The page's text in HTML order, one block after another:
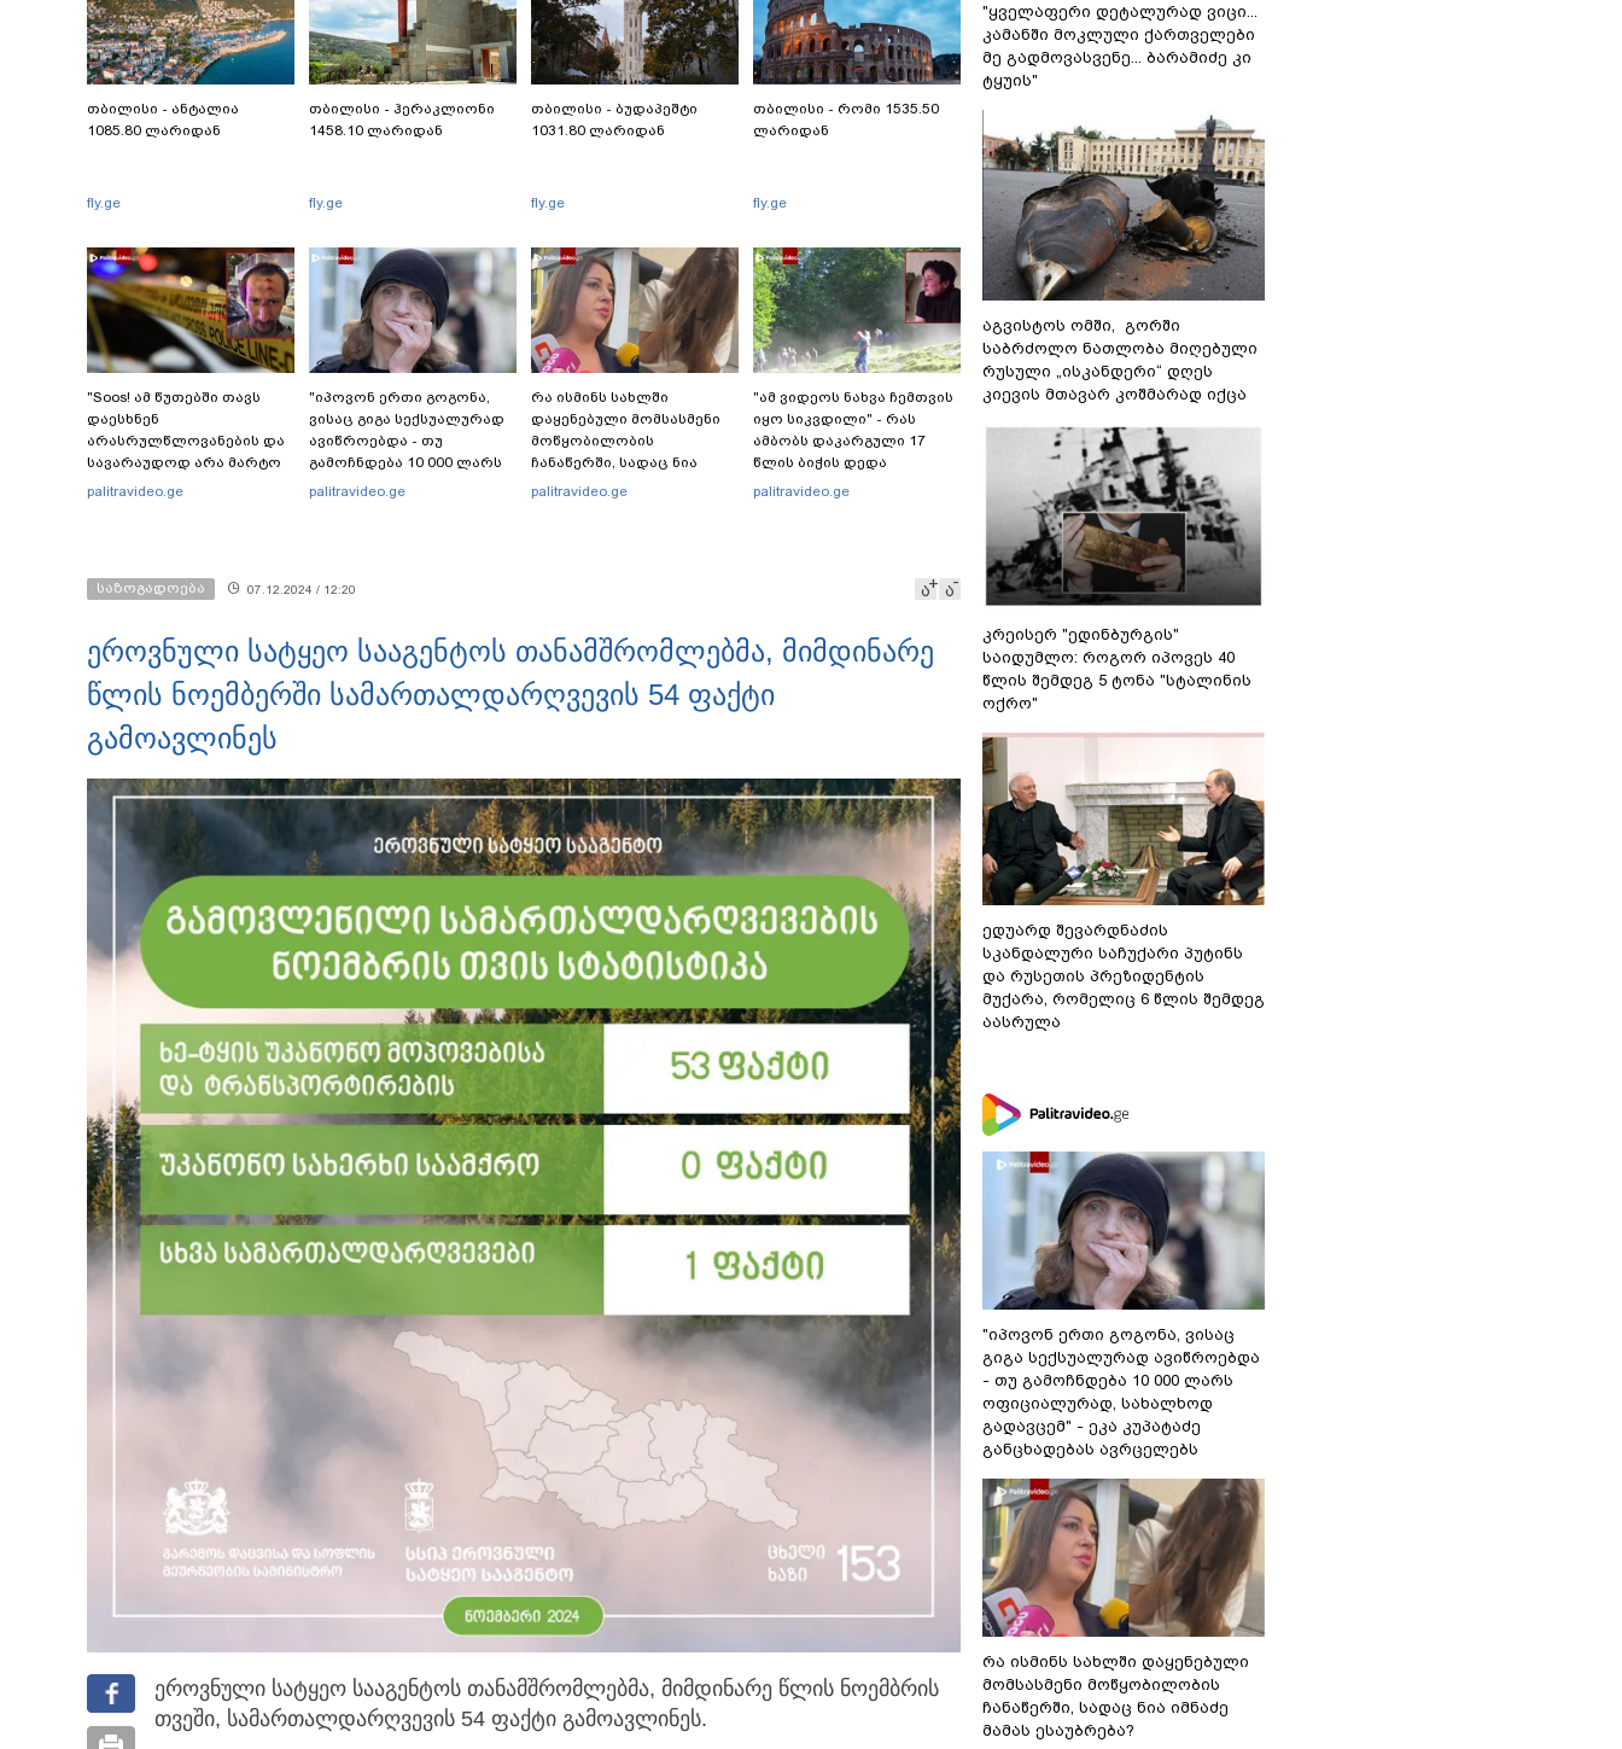
თბილისი - ანტალია
1085.80 ლარიდან
fly.ge
თბილისი - ჰერაკლიონი
1458.10 ლარიდან
fly.ge
თბილისი - ბუდაპეშტი
1031.80 ლარიდან
fly.ge
თბილისი - რომი 1535.50
ლარიდან
fly.ge
"Soos! ამ წუთებში თავს
დაესხნენ
არასრულწლოვანების და
სავარაუდოდ არა მარტო
არასრულწლოვანების
palitravideo.ge
"იპოვონ ერთი გოგონა,
ვისაც გიგა სექსუალურად
ავიწროებდა - თუ
გამოჩნდება 10 000 ლარს
ოფიციალურად,
palitravideo.ge
რა ისმინს სახლში
დაყენებული მომსასმენი
მოწყობილობის
ჩანაწერში, სადაც ნია
იმნაძე მამას ესაუბრება?
palitravideo.ge
"ამ ვიდეოს ნახვა ჩემთვის
იყო სიკვდილი" - რას
ამბობს დაკარგული 17
წლის ბიჭის დედა
ვიდეოკადრებზე, სადაც
palitravideo.ge
საზოგადოება 07.12.2024 / 12:20 ა ა
ეროვნული სატყეო სააგენტოს თანამშრომლებმა, მიმდინარე
წლის ნოემბერში სამართალდარღვევის 54 ფაქტი
გამოავლინეს
ეროვნული სატყეო სააგენტოს თანამშრომლებმა, მიმდინარე წლის ნოემბრის
თვეში, სამართალდარღვევის 54 ფაქტი გამოავლინეს.
"ყველაფერი დეტალურად ვიცი...
კამანში მოკლული ქართველები
მე გადმოვასვენე... ბარამიძე კი
ტყუის"
აგვისტოს ომში, გორში
საბრძოლო ნათლობა მიღებული
რუსული „ისკანდერი“ დღეს
კიევის მთავარ კოშმარად იქცა
კრეისერ "ედინბურგის"
საიდუმლო: როგორ იპოვეს 40
წლის შემდეგ 5 ტონა "სტალინის
ოქრო"
ედუარდ შევარდნაძის
სკანდალური საჩუქარი პუტინს
და რუსეთის პრეზიდენტის
მუქარა, რომელიც 6 წლის შემდეგ
აასრულა
"იპოვონ ერთი გოგონა, ვისაც
გიგა სექსუალურად ავიწროებდა
- თუ გამოჩნდება 10 000 ლარს
ოფიციალურად, სახალხოდ
გადავცემ" - ეკა კუპატაძე
განცხადებას ავრცელებს
რა ისმინს სახლში დაყენებული
მომსასმენი მოწყობილობის
ჩანაწერში, სადაც ნია იმნაძე
მამას ესაუბრება?